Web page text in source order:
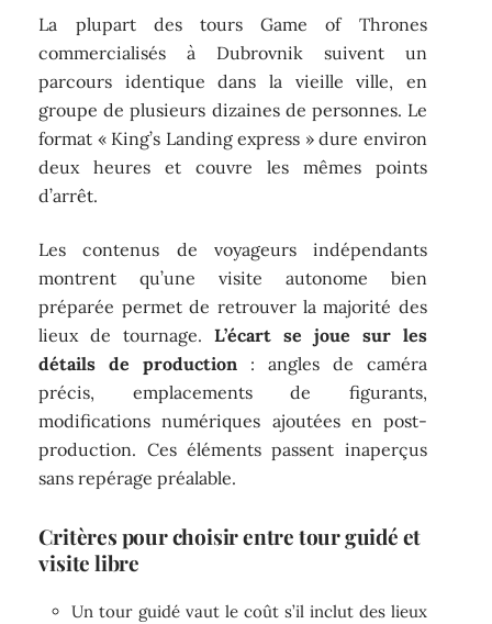
La plupart des tours Game of Thrones
commercialisés à Dubrovnik suivent un
parcours identique dans la vieille ville, en
groupe de plusieurs dizaines de personnes. Le
format « King’s Landing express » dure environ
deux heures et couvre les mêmes points
d’arrêt.
Les contenus de voyageurs indépendants
montrent qu’une visite autonome bien
préparée permet de retrouver la majorité des
lieux de tournage.L’écart se joue sur les
détails de production : angles de caméra
précis, emplacements de figurants,
modifications numériques ajoutées en post-
production. Ces éléments passent inaperçus
sans repérage préalable.
Critères pour choisir entre tour guidé et
visite libre
Un tour guidé vaut le coût s’il inclut des lieux